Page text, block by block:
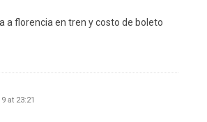
a florencia en tren y costo de boleto
at 23:21